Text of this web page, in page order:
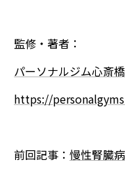
監修・著者：
パーソナルジム心斎
https://
前回記事： 慢性腎臓